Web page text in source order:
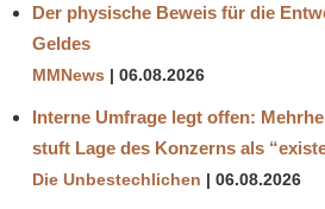
Der physische Beweis für die
Geldes
MMNews 06.08.2026
Interne Umfrage legt offen:
stuft Lage des Konzerns als
Die Unbestechlichen 06.08.2026